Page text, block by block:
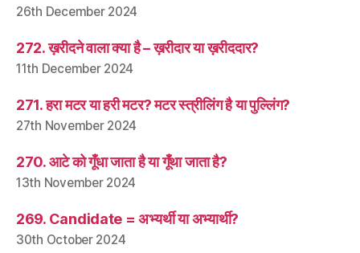
26th December 2024
272. ख़रीदने वाला क्या है – ख़रीदार या ख़रीददार?
11th December 2024
271. हरा मटर या हरी मटर? मटर स्त्रीलिंग है या पुल्लिंग?
27th November 2024
270. आटे को गूँधा जाता है या गूँथा जाता है?
13th November 2024
269. Candidate = अभ्यर्थी या अभ्यार्थी?
30th October 2024